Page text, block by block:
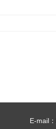
E-mail：